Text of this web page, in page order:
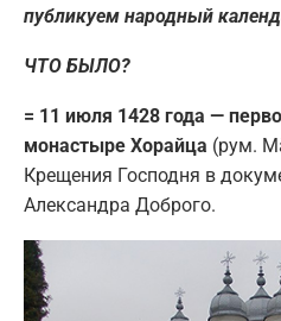
публикуем народный
ЧТО БЫЛО?
= 11 июля 1428 года —
монастыре Хорайца (рум.
Крещения Господня в
Александра Доброго.